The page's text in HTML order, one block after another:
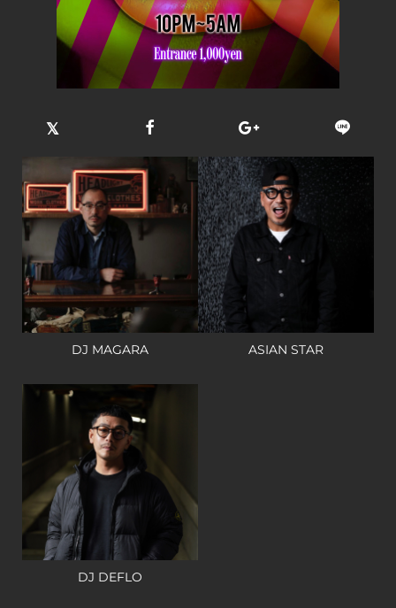
DJ MAGARA ASIAN STAR
DJ DEFLO